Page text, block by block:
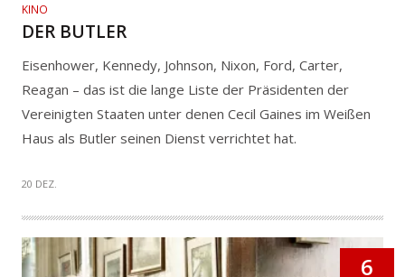
KINO
DER BUTLER
Eisenhower, Kennedy, Johnson, Nixon, Ford, Carter,
Reagan – das ist die lange Liste der Präsidenten der
Vereinigten Staaten unter denen Cecil Gaines im Weißen
Haus als Butler seinen Dienst verrichtet hat.
20 DEZ.
6